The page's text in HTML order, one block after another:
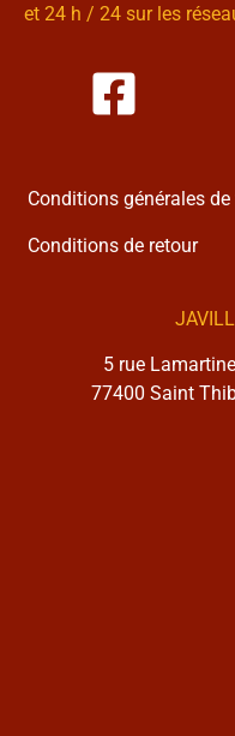
et 24 h / 24 sur les
Conditions générales de
Conditions de retour
5 rue
77400 Saint